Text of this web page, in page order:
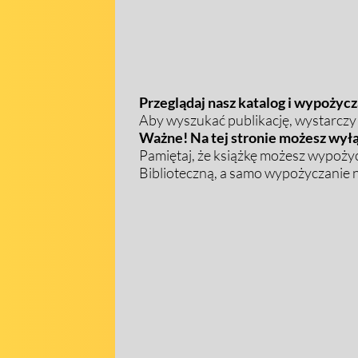
Przeglądaj nasz katalog i
Aby wyszukać publikację,
Ważne! Na tej stronie możesz
Pamiętaj, że książkę możesz
Biblioteczną, a samo wypożyczanie